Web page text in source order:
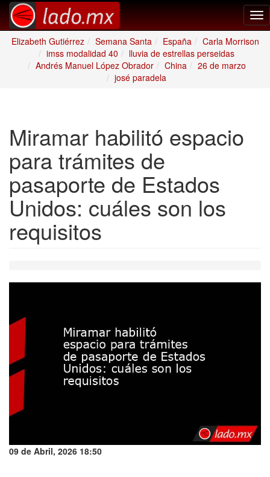
Elizabeth Gutiérrez
Semana Santa España
Carla Morrison
imss modalidad 40
lluvia de estrellas perseidas
Andrés Manuel López Obrador
China
26 de marzo
josé paradela
Miramar habilitó espacio
para trámites de
pasaporte de Estados
Unidos: cuáles son los
requisitos
09 de Abril, 2026 18:50